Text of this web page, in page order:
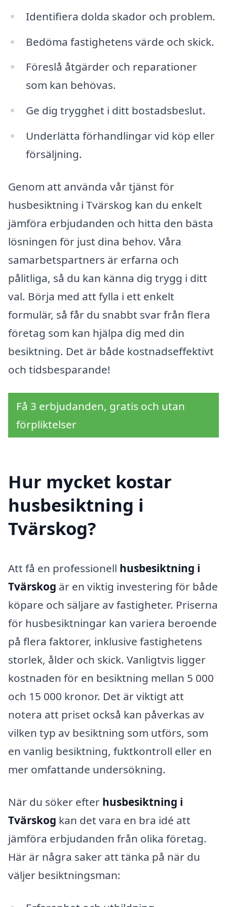
Identifiera dolda skador och problem.
Bedöma fastighetens värde och skick.
Föreslå åtgärder och reparationer
som kan behövas.
Ge dig trygghet i ditt bostadsbeslut.
Underlätta förhandlingar vid köp eller
försäljning.
Genom att använda vår tjänst för
husbesiktning i Tvärskog kan du enkelt
jämföra erbjudanden och hitta den bästa
lösningen för just dina behov. Våra
samarbetspartners är erfarna och
pålitliga, så du kan känna dig trygg i ditt
val. Börja med att fylla i ett enkelt
formulär, så får du snabbt svar från flera
företag som kan hjälpa dig med din
besiktning. Det är både kostnadseffektivt
och tidsbesparande!
Få 3 erbjudanden, gratis och utan
förpliktelser
Hur mycket kostar
husbesiktning i
Tvärskog?
Att få en professionell husbesiktning i
Tvärskog är en viktig investering för både
köpare och säljare av fastigheter. Priserna
för husbesiktningar kan variera beroende
på flera faktorer, inklusive fastighetens
storlek, ålder och skick. Vanligtvis ligger
kostnaden för en besiktning mellan 5 000
och 15 000 kronor. Det är viktigt att
notera att priset också kan påverkas av
vilken typ av besiktning som utförs, som
en vanlig besiktning, fuktkontroll eller en
mer omfattande undersökning.
När du söker efter husbesiktning i
Tvärskog kan det vara en bra idé att
jämföra erbjudanden från olika företag.
Här är några saker att tänka på när du
väljer besiktningsman: